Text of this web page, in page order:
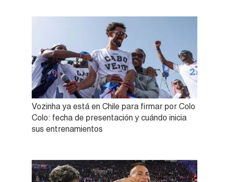
Vozinha ya está en Chile para firmar por Colo
Colo: fecha de presentación y cuándo inicia
sus entrenamientos